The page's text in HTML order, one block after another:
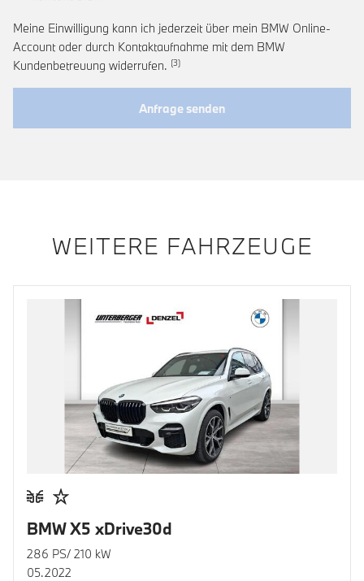
Meine Einwilligung kann ich jederzeit über mein BMW Online-
Account oder durch Kontaktaufnahme mit dem BMW
Kundenbetreuung widerrufen. Link zur Fußnote: Widerruf der
Anfrage senden
WEITERE FAHRZEUGE
BMW X5 xDrive30d
286 PS/ 210 kW
05.2022